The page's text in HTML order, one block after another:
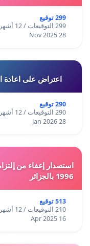
299 توقيع
299 التوقيعات / 12 أشهر
28 Nov 2025
اعتراض على اعادة
290 توقيع
290 التوقيعات / 12 أشهر
28 Jan 2026
1996 بالجزائر
513 توقيع
210 التوقيعات / 12 أشهر
16 Apr 2025